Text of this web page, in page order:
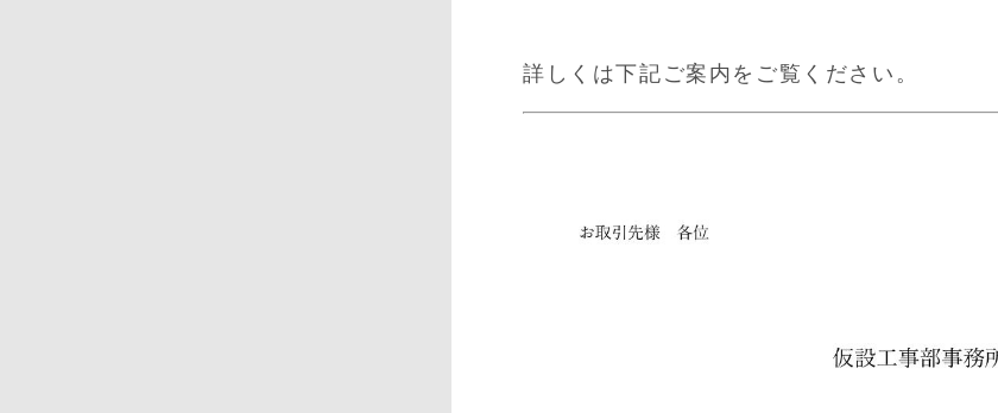
詳しくは下記ご案内をご覧ください。